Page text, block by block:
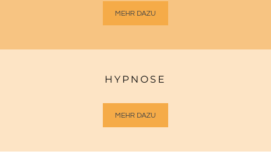
MEHR DAZU
HYPNOSE
MEHR DAZU